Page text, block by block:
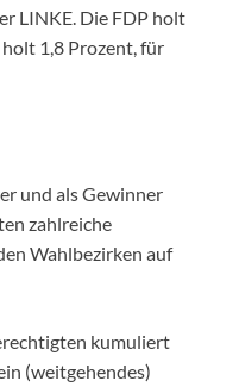
LINKE. Die FDP holt
1,8 Prozent, für
und als Gewinner
zahlreiche
Wahlbezirken auf
kumuliert
(weitgehendes)